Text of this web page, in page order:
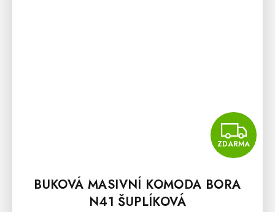
ZDARMA
BUKOVÁ MASIVNÍ KOMODA BORA
N41 ŠUPLÍKOVÁ